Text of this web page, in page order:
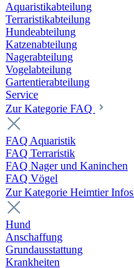
Aquaristikabteilung
Terraristikabteilung
Hundeabteilung
Katzenabteilung
Nagerabteilung
Vogelabteilung
Gartentierabteilung
Service
Zur Kategorie FAQ
FAQ Aquaristik
FAQ Terraristik
FAQ Nager und Kaninchen
FAQ Vögel
Zur Kategorie Heimtier Infos
Hund
Anschaffung
Grundausstattung
Krankheiten